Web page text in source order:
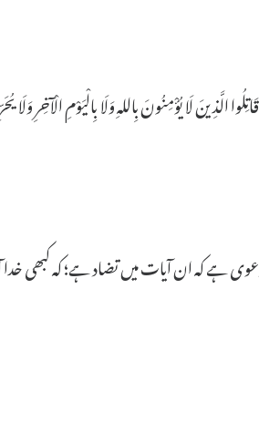
ہے کہ ان آیات میں تضاد ہے؛ کہ کبھی